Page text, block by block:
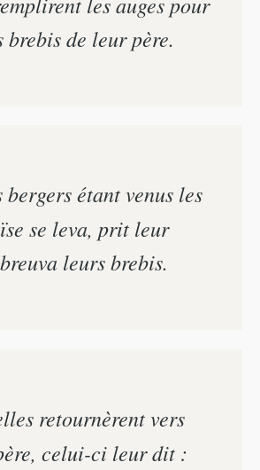
brebis de leur père.
étant venus les
se leva, prit leur
leurs brebis.
retournèrent vers
celui-ci leur dit :